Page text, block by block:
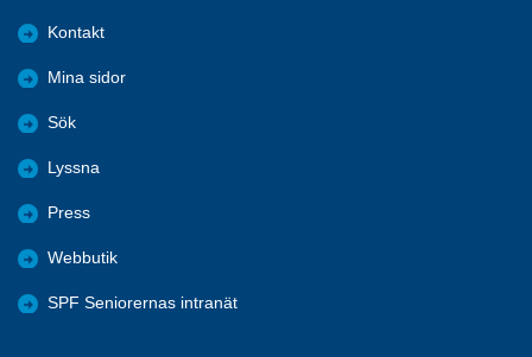
Kontakt
Mina sidor
Sök
Lyssna
Press
Webbutik
SPF Seniorernas intranät